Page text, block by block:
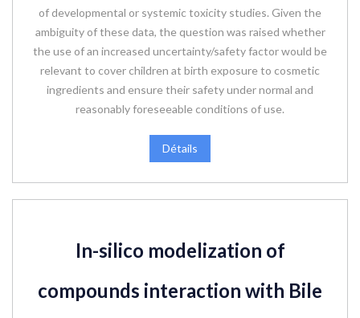
of developmental or systemic toxicity studies. Given the
ambiguity of these data, the question was raised whether
the use of an increased uncertainty/safety factor would be
relevant to cover children at birth exposure to cosmetic
ingredients and ensure their safety under normal and
reasonably foreseeable conditions of use.
Détails
In-silico modelization of
compounds interaction with Bile